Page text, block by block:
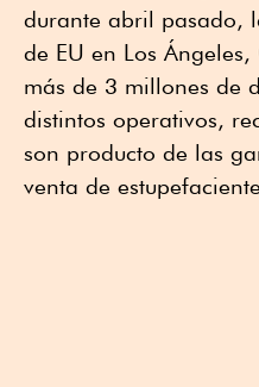
durante abril pasado,
de EU en Los
más de 3 millones de
distintos operativos,
son producto de las
venta de